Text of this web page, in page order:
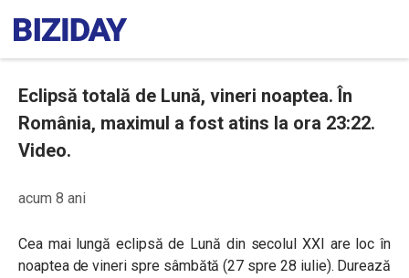
Eclipsă totală de Lună, vineri noaptea. În
România, maximul a fost atins la ora 23:22.
Video.
acum 8 ani
Cea mai lungă eclipsă de Lună din secolul XXI are loc în
noaptea de vineri spre sâmbătă (27 spre 28 iulie). Durează